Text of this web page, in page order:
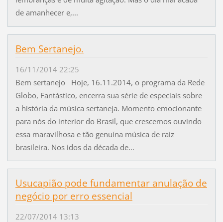
de amanhecer e,...
Bem Sertanejo.
16/11/2014 22:25
Bem sertanejo Hoje, 16.11.2014, o programa da Rede
Globo, Fantástico, encerra sua série de especiais sobre
a história da música sertaneja. Momento emocionante
para nós do interior do Brasil, que crescemos ouvindo
essa maravilhosa e tão genuína música de raiz
brasileira. Nos idos da década de...
Usucapião pode fundamentar anulação de
negócio por erro essencial
22/07/2014 13:13